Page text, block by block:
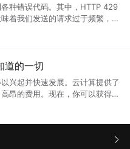
，服务器软件功能会随着版本的
访问需求的时候也会及时升级提
断的干扰，则可能导致您的请求
会导致错误代码502的出现。
面 首先尝试刷新网页。因
他网站进行通信，以确定问题是
网站可以工作，但一个特定的网
现了502错误。 3、清除浏览
连接，例如在使用Wi-Fi时尝
，您可以确定是否存在网络连接
、功能与用户体验上的缺陷，为
。 3、 现在的网络发展很快，
,W3C标准优化,搜索引擎优化等
构与内容方面都对用户与搜索引
有效的防止黑客入侵，造成网站
料丢失等损失;页面升级对于内
升等网站维护操作;定期检查企
通过技术手段尽力抢救，争取恢
Edge等）在用户的计算
是它的跨平台性，因为用户只需
和使用。 这意味着无论是在桌
手机上，只需打开浏览器并输入
在用户设备上安装，而是通过互
序的更新和维护更加方便，用户
web主要包括哪三个方面？
它定义了网页的基本结构和内
种错误代码。其中，HTTP 429
着我们发送的请求过于频繁，服
429错误?HTTP 429错误如何修
通常发生在需要进行频繁请求的
HTTP 429错误对应的状态码是
制时，服务器就会返回这个状态
误? HTTP 429错误通常是由
客户端发送的请求过于频繁
返回HTTP 429错误。 2. 服务
会设置一些限制，例如每秒钟只
道的一切
起并快速发展。云计算提供了
昂的费用。现在，你可以获得一
和测试新的应用程序时节省不少
云平台的服务。AWS永久免费计